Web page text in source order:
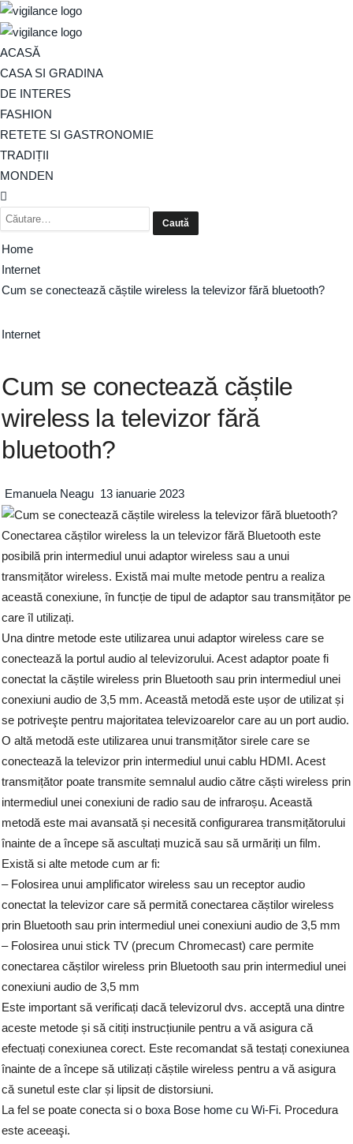
ACASĂ
CASA SI GRADINA
DE INTERES
FASHION
RETETE SI GASTRONOMIE
TRADIȚII
MONDEN
Home
Internet
Cum se conectează căștile wireless la televizor fără bluetooth?
Internet
Cum se conectează căștile
wireless la televizor fără
bluetooth?
Emanuela Neagu 13 ianuarie 2023
Conectarea căștilor wireless la un televizor fără Bluetooth este
posibilă prin intermediul unui adaptor wireless sau a unui
transmițător wireless. Există mai multe metode pentru a realiza
această conexiune, în funcție de tipul de adaptor sau transmițător pe
care îl utilizați.
Una dintre metode este utilizarea unui adaptor wireless care se
conectează la portul audio al televizorului. Acest adaptor poate fi
conectat la căștile wireless prin Bluetooth sau prin intermediul unei
conexiuni audio de 3,5 mm. Această metodă este ușor de utilizat și
se potriveşte pentru majoritatea televizoarelor care au un port audio.
O altă metodă este utilizarea unui transmițător sirele care se
conectează la televizor prin intermediul unui cablu HDMI. Acest
transmițător poate transmite semnalul audio către căști wireless prin
intermediul unei conexiuni de radio sau de infraroșu. Această
metodă este mai avansată și necesită configurarea transmițătorului
înainte de a începe să ascultați muzică sau să urmăriți un film.
Există si alte metode cum ar fi:
– Folosirea unui amplificator wireless sau un receptor audio
conectat la televizor care să permită conectarea căștilor wireless
prin Bluetooth sau prin intermediul unei conexiuni audio de 3,5 mm
– Folosirea unui stick TV (precum Chromecast) care permite
conectarea căștilor wireless prin Bluetooth sau prin intermediul unei
conexiuni audio de 3,5 mm
Este important să verificați dacă televizorul dvs. acceptă una dintre
aceste metode și să citiți instrucțiunile pentru a vă asigura că
efectuați conexiunea corect. Este recomandat să testați conexiunea
înainte de a începe să utilizați căștile wireless pentru a vă asigura
că sunetul este clar și lipsit de distorsiuni.
La fel se poate conecta si o boxa Bose home cu Wi-Fi. Procedura
este aceeaşi.